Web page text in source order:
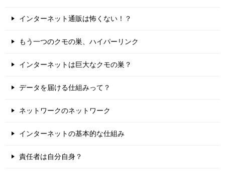
インターネット通販は怖くない！？
もう一つのクモの巣、ハイパーリンク
インターネットは巨大なクモの巣？
データを届ける仕組みって？
ネットワークのネットワーク
インターネットの基本的な仕組み
責任者は自分自身？